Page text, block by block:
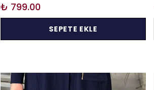
₺ 799.00
SEPETE EKLE